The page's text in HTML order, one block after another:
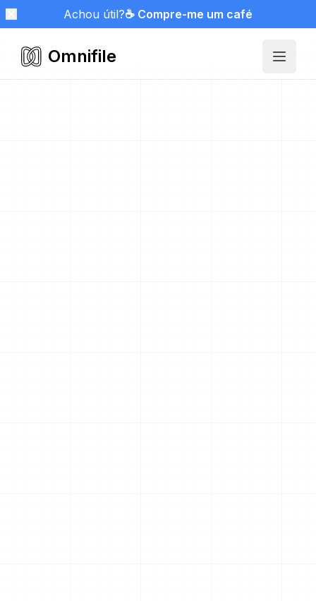
Achou útil?☕ Compre-me um café
Omnifile